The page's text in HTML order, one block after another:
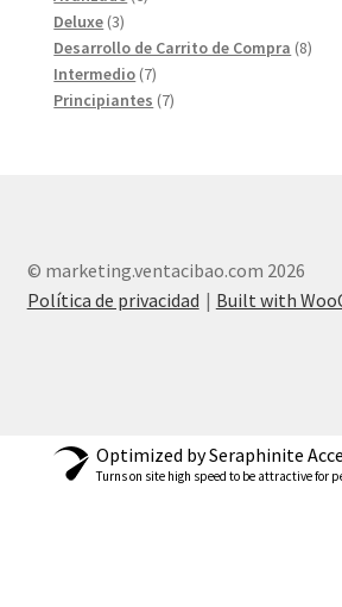
Deluxe 33
products
Desarrollo de Carrito de Compra 88
Intermedio 77
products
Principiantes 77
© marketing.ventacibao.com 2026
Política de privacidad
Built with
Optimized by Seraphinite
Turns on site high speed to be attractive for